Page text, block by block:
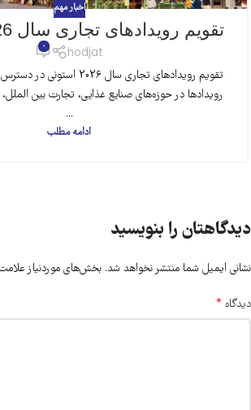
اخبار مهم
تقویم رویدادهای تجاری سال 2026 استونی
hodjat
0
تقویم رویدادهای تجاری سال
رویدادها در حوزه‌های صنایع غذایی، تجارت بین
...
ادامه مطلب
دیدگاهتان را بنویسید
نشانی ایمیل شما منتشر نخواهد شد. بخش‌های موردنیاز
دیدگاه *